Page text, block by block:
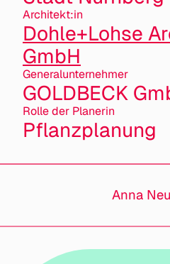
Architekt:in
Dohle+Lohse
GmbH
General­unternehmer
GOLDBECK
Rolle der Planerin
Pflanzplanung
Anna